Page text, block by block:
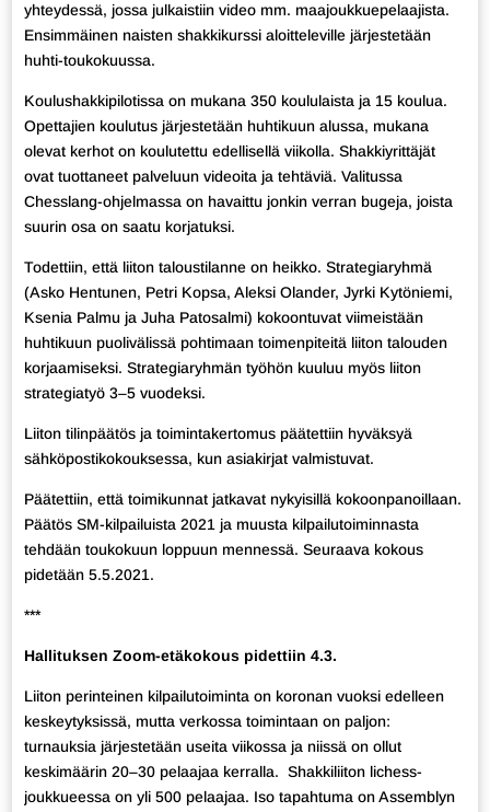
yhteydessä, jossa julkaistiin video mm. maajoukkuepelaajista.
Ensimmäinen naisten shakkikurssi aloitteleville järjestetään
huhti-toukokuussa.
Koulushakkipilotissa on mukana 350 koululaista ja 15 koulua.
Opettajien koulutus järjestetään huhtikuun alussa, mukana
olevat kerhot on koulutettu edellisellä viikolla. Shakkiyrittäjät
ovat tuottaneet palveluun videoita ja tehtäviä. Valitussa
Chesslang-ohjelmassa on havaittu jonkin verran bugeja, joista
suurin osa on saatu korjatuksi.
Todettiin, että liiton taloustilanne on heikko. Strategiaryhmä
(Asko Hentunen, Petri Kopsa, Aleksi Olander, Jyrki Kytöniemi,
Ksenia Palmu ja Juha Patosalmi) kokoontuvat viimeistään
huhtikuun puolivälissä pohtimaan toimenpiteitä liiton talouden
korjaamiseksi. Strategiaryhmän työhön kuuluu myös liiton
strategiatyö 3–5 vuodeksi.
Liiton tilinpäätös ja toimintakertomus päätettiin hyväksyä
sähköpostikokouksessa, kun asiakirjat valmistuvat.
Päätettiin, että toimikunnat jatkavat nykyisillä kokoonpanoillaan.
Päätös SM-kilpailuista 2021 ja muusta kilpailutoiminnasta
tehdään toukokuun loppuun mennessä. Seuraava kokous
pidetään 5.5.2021.
***
Hallituksen Zoom-etäkokous pidettiin 4.3.
Liiton perinteinen kilpailutoiminta on koronan vuoksi edelleen
keskeytyksissä, mutta verkossa toimintaan on paljon:
turnauksia järjestetään useita viikossa ja niissä on ollut
keskimäärin 20–30 pelaajaa kerralla. Shakkiliiton lichess-
joukkueessa on yli 500 pelaajaa. Iso tapahtuma on Assemblyn